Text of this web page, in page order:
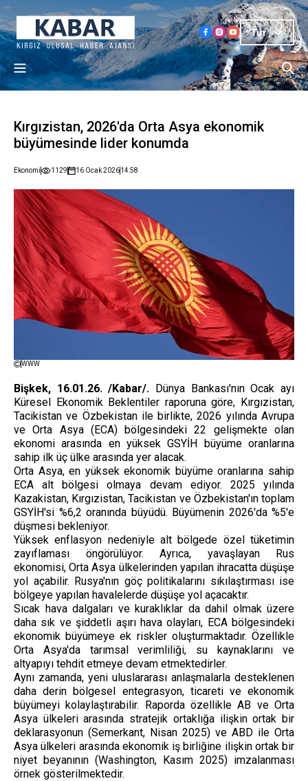
Tur
Kırgızistan, 2026'da Orta Asya ekonomik
büyümesinde lider konumda
Ekonomi 1129 16 Ocak 202614:58
WWW
Bişkek, 16.01.26. /Kabar/. Dünya Bankası'nın Ocak ayı
Küresel Ekonomik Beklentiler raporuna göre, Kırgızistan,
Tacikistan ve Özbekistan ile birlikte, 2026 yılında Avrupa
ve Orta Asya (ECA) bölgesindeki 22 gelişmekte olan
ekonomi arasında en yüksek GSYİH büyüme oranlarına
sahip ilk üç ülke arasında yer alacak.
Orta Asya, en yüksek ekonomik büyüme oranlarına sahip
ECA alt bölgesi olmaya devam ediyor. 2025 yılında
Kazakistan, Kırgızistan, Tacikistan ve Özbekistan'ın toplam
GSYİH'si %6,2 oranında büyüdü. Büyümenin 2026'da %5'e
düşmesi bekleniyor.
Yüksek enflasyon nedeniyle alt bölgede özel tüketimin
zayıflaması öngörülüyor. Ayrıca, yavaşlayan Rus
ekonomisi, Orta Asya ülkelerinden yapılan ihracatta düşüşe
yol açabilir. Rusya'nın göç politikalarını sıkılaştırması ise
bölgeye yapılan havalelerde düşüşe yol açacaktır.
Sıcak hava dalgaları ve kuraklıklar da dahil olmak üzere
daha sık ve şiddetli aşırı hava olayları, ECA bölgesindeki
ekonomik büyümeye ek riskler oluşturmaktadır. Özellikle
Orta Asya'da tarımsal verimliliği, su kaynaklarını ve
altyapıyı tehdit etmeye devam etmektedirler.
Aynı zamanda, yeni uluslararası anlaşmalarla desteklenen
daha derin bölgesel entegrasyon, ticareti ve ekonomik
büyümeyi kolaylaştırabilir. Raporda özellikle AB ve Orta
Asya ülkeleri arasında stratejik ortaklığa ilişkin ortak bir
deklarasyonun (Semerkant, Nisan 2025) ve ABD ile Orta
Asya ülkeleri arasında ekonomik iş birliğine ilişkin ortak bir
niyet beyanının (Washington, Kasım 2025) imzalanması
örnek gösterilmektedir.